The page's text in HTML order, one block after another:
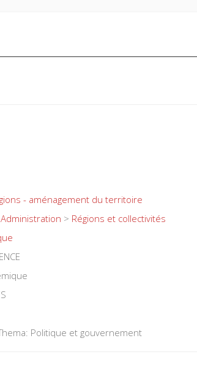
- aménagement du territoire
> Régions et collectivités
Politique et gouvernement